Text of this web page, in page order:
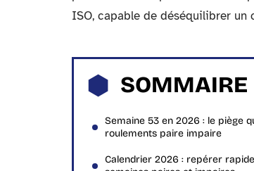
ISO, capable de déséquilibrer un
SOMMAIRE
Semaine 53 en 2026 : le piège
roulements paire impaire
Calendrier 2026 : repérer